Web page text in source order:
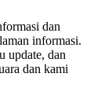
dan
informasi.
update, dan
dan kami